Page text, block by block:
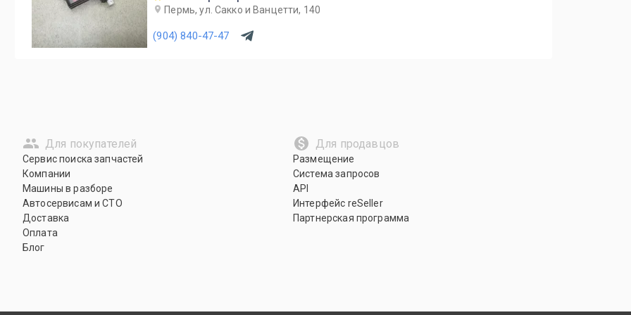
Пермь, ул. Сакко и Ванцетти, 140
(904) 840-47-47
Для покупателей
Сервис поиска запчастей
Компании
Машины в разборе
Автосервисам и СТО
Доставка
Оплата
Блог
Для продавцов
Размещение
Система запросов
API
Интерфейс reSeller
Партнерская программа